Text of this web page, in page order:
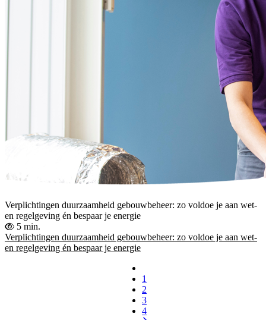
Verplichtingen duurzaamheid gebouwbeheer: zo voldoe je aan wet-
en regelgeving én bespaar je energie
5 min.
Verplichtingen duurzaamheid gebouwbeheer: zo voldoe je aan wet-
en regelgeving én bespaar je energie
1
2
3
4